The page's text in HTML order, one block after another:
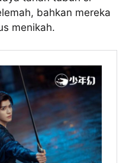
bahkan mereka
menikah.